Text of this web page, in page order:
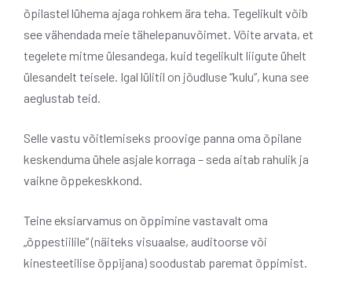
õpilastel lühema ajaga rohkem ära teha. Tegelikult võib
see vähendada meie tähelepanuvõimet. Võite arvata, et
tegelete mitme ülesandega, kuid tegelikult liigute ühelt
ülesandelt teisele. Igal lülitil on jõudluse “kulu”, kuna see
aeglustab teid.
Selle vastu võitlemiseks proovige panna oma õpilane
keskenduma ühele asjale korraga – seda aitab rahulik ja
vaikne õppekeskkond.
Teine eksiarvamus on õppimine vastavalt oma
„õppestiilile” (näiteks visuaalse, auditoorse või
kinesteetilise õppijana) soodustab paremat õppimist.